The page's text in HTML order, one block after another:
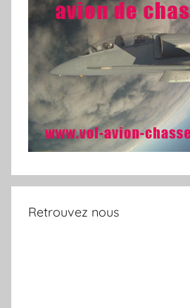
Retrouvez nous